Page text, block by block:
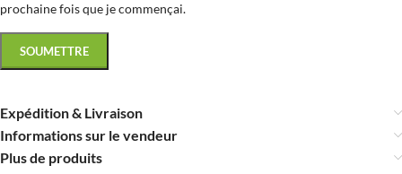
prochaine fois que je commençai.
Expédition & Livraison
Informations sur le vendeur
Plus de produits